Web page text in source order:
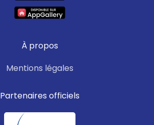
À propos
Mentions légales
Partenaires officiels